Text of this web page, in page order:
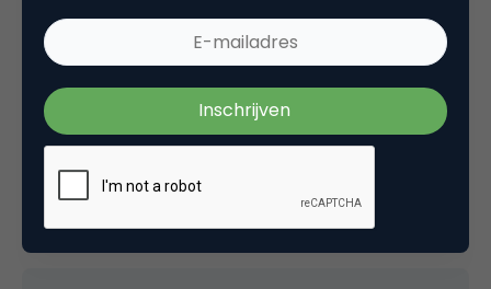
Is ook erg leuk en herkenbaar.
geen telemarketeer te zijn maar telefonisch
verkoopster.)
15 januari 2007 om 06:54